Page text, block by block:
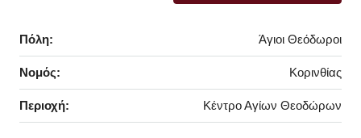
Πόλη: Άγιοι Θεόδωροι
Νομός: Κορινθίας
Περιοχή: Κέντρο Αγίων Θεοδώρων